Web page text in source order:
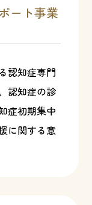
ート事業
認知症専門
認知症の診
症初期集中
に関する意